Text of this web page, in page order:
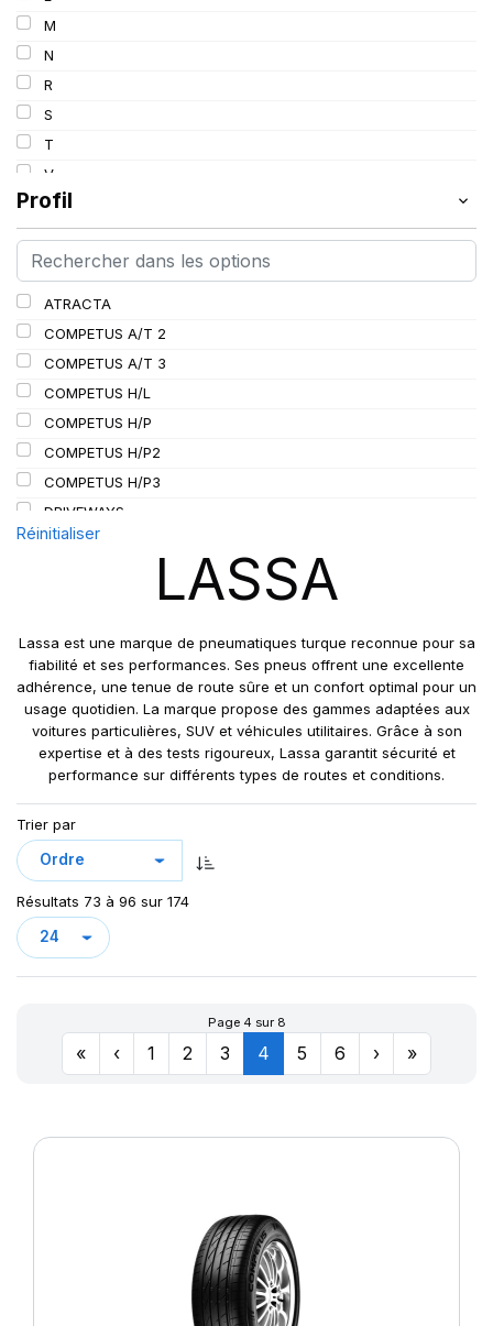
104
105
106
106/104
107
107/105
108
108/107
109
109/107
112/110
113/111
121/120
129/127
M
N
R
S
T
V
W
Y
Profil
ATRACTA
COMPETUS A/T 2
COMPETUS A/T 3
COMPETUS H/L
COMPETUS H/P
COMPETUS H/P2
COMPETUS H/P3
DRIVEWAYS
DRIVEWAYS SPORT
DRIVEWAYS SPORT (+)
IMPETUS REVO
IMPETUS SPORT
LC/R
LT/R
MAXIWAYS
MIRATTA
REVOLA
TRANSWAY
TRANSWAY 2
TRANSWAY2
TRANSWAY3
Réinitialiser
LASSA
Lassa est une marque de pneumatiques turque reconnue pour sa
fiabilité et ses performances. Ses pneus offrent une excellente
adhérence, une tenue de route sûre et un confort optimal pour un
usage quotidien. La marque propose des gammes adaptées aux
voitures particulières, SUV et véhicules utilitaires. Grâce à son
expertise et à des tests rigoureux, Lassa garantit sécurité et
performance sur différents types de routes et conditions.
Trier par
Résultats 73 à 96 sur 174
Page 4 sur 8
« ‹ 1 2 3 4 5 6 › »